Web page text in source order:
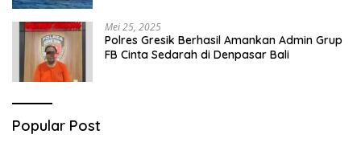
Mei 25, 2025
Polres Gresik Berhasil Amankan Admin Grup
FB Cinta Sedarah di Denpasar Bali
Popular Post